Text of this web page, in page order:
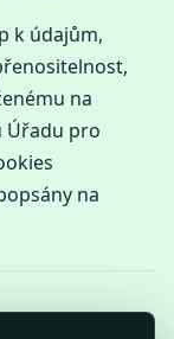
k údajům,
na
Úřadu pro
na